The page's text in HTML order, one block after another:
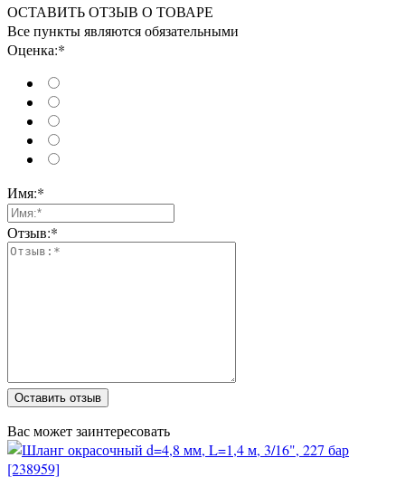
ОСТАВИТЬ ОТЗЫВ О ТОВАРЕ
Все пункты являются обязательными
Оценка:*
Имя:*
Отзыв:*
Оставить отзыв
Вас может заинтересовать